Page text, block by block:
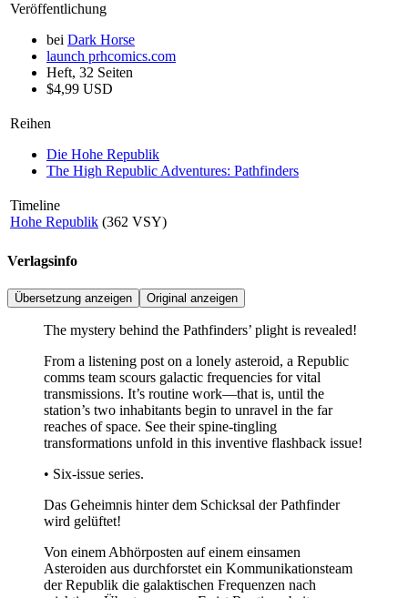
Veröffentlichung
bei Dark Horse
launch prhcomics.com
Heft, 32 Seiten
$4,99 USD
Reihen
Die Hohe Republik
The High Republic Adventures: Pathfinders
Timeline
Hohe Republik (362 VSY)
Verlagsinfo
Übersetzung anzeigen Original anzeigen
The mystery behind the Pathfinders’ plight is revealed!
From a listening post on a lonely asteroid, a Republic
comms team scours galactic frequencies for vital
transmissions. It’s routine work—that is, until the
station’s two inhabitants begin to unravel in the far
reaches of space. See their spine-tingling
transformations unfold in this inventive flashback issue!
• Six-issue series.
Das Geheimnis hinter dem Schicksal der Pathfinder
wird gelüftet!
Von einem Abhörposten auf einem einsamen
Asteroiden aus durchforstet ein Kommunikationsteam
der Republik die galaktischen Frequenzen nach